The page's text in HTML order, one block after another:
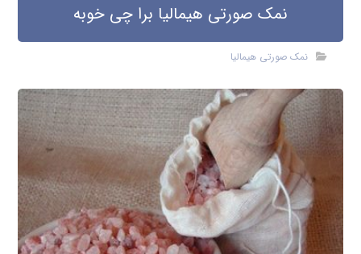
نمک صورتی هیمالیا برا چی خوبه
نمک صورتی هیمالیا